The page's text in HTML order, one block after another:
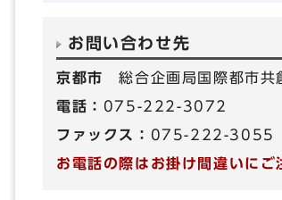
お問い合わせ先
京都市総合企画局国際都市共
電話： 075-222-3072
ファックス： 075-222-3055
お電話の際はお掛け間違いにご